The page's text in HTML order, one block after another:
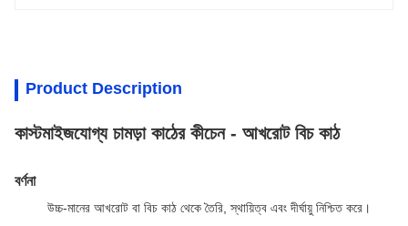
Product Description
কাস্টমাইজযোগ্য চামড়া কাঠের কীচেন - আখরোট বিচ কাঠ
বর্ণনা
উচ্চ-মানের আখরোট বা বিচ কাঠ থেকে তৈরি, স্থায়িত্ব এবং দীর্ঘায়ু নিশ্চিত করে।